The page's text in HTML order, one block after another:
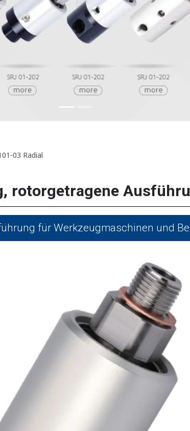
03 Radial
rotorgetragene
für Werkzeugmaschinen und